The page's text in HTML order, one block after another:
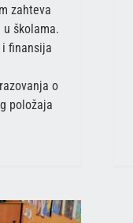
zahteva
školama.
finansija
o
položaja